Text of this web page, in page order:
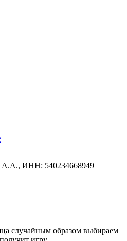
ИНН: 540234668949
случайным образом выбираем